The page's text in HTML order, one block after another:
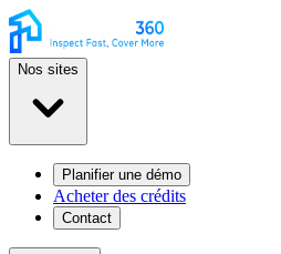
Nos sites
Planifier une démo
Acheter des crédits
Contact